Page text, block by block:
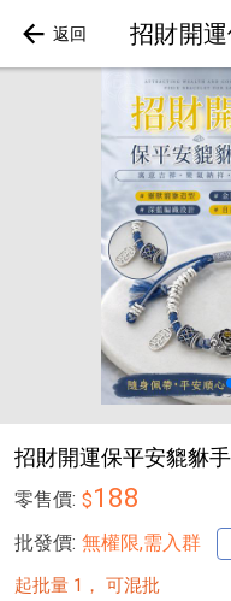
零售價: $188
批發價: 無權限,需入群
起批量 1， 可混批